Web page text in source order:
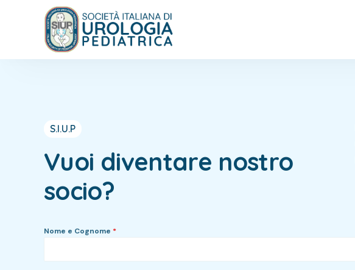
S.I.U.P
Vuoi diventare nostro
socio?
Nome e Cognome *